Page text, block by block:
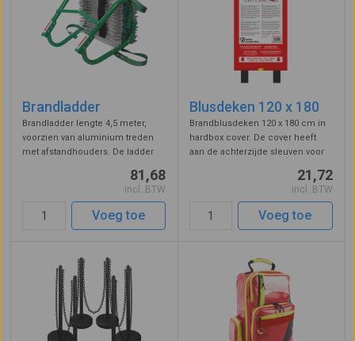
Brandladder
Brandladder lengte 4,5 meter,
voorzien van aluminium treden
met afstandhouders. De ladder
in het raamkozijn en maakt het
mogelijk om te vluchten vanaf de
verdiepingsvloer wanneer de ...
81,68
incl. BTW
Voeg toe
Blusdeken 120 x 180
Brandblusdeken 120 x 180 cm in
hardbox cover. De cover heeft
aan de achterzijde sleuven voor
de wand, tevens bevindt zich hier
blussende werking van een
21,72
incl. BTW
Voeg toe